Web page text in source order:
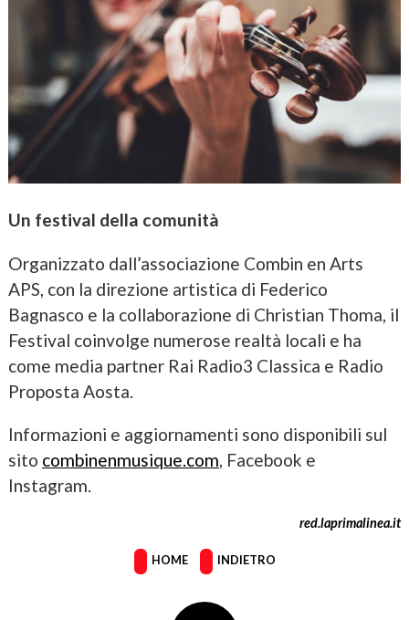
Un festival della comunità
Organizzato dall’associazione Combin en Arts
APS, con la direzione artistica di Federico
Bagnasco e la collaborazione di Christian Thoma, il
Festival coinvolge numerose realtà locali e ha
come media partner Rai Radio3 Classica e Radio
Proposta Aosta.
Informazioni e aggiornamenti sono disponibili sul
sito combinenmusique.com, Facebook e
Instagram.
red.laprimalinea.it
HOME INDIETRO